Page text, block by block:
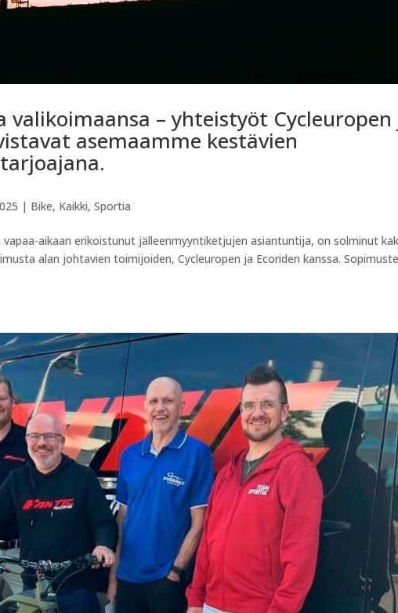
valikoimaansa – yhteistyöt Cycleuropen
asemaamme kestävien
| Bike, Kaikki,Sportia
vapaa-aikaan erikoistunut jälleenmyyntiketjujen asiantuntija, on solminut
alan johtavien toimijoiden, Cycleuropen ja Ecoriden kanssa.